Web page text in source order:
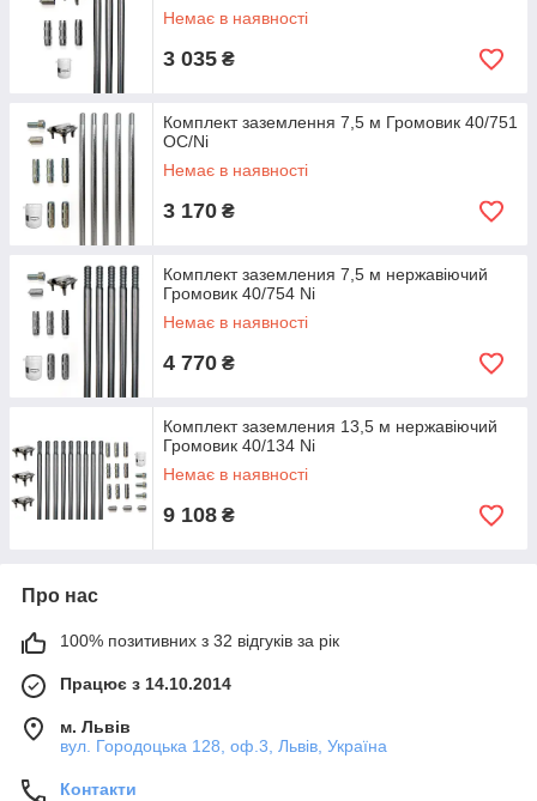
Немає в наявності
3 035 ₴
Комплект заземлення 7,5 м Громовик 40/751
ОС/Ni
Немає в наявності
3 170 ₴
Комплект заземления 7,5 м нержавіючий
Громовик 40/754 Ni
Немає в наявності
4 770 ₴
Комплект заземления 13,5 м нержавіючий
Громовик 40/134 Ni
Немає в наявності
9 108 ₴
Про нас
100% позитивних з 32 відгуків за рік
Працює з 14.10.2014
м. Львів
вул. Городоцька 128, оф.3, Львів, Україна
Контакти